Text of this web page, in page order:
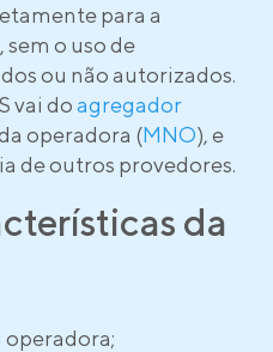
para a
o uso de
ou não autorizados.
vai doagregador
operadora (MNO), e
de outros provedores.
da
operadora;